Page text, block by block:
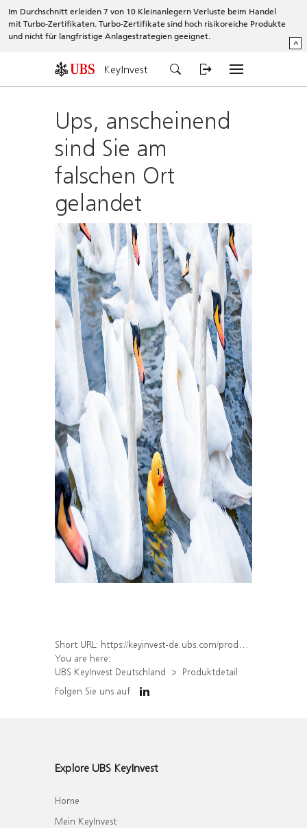
Im Durchschnitt erleiden 7 von 10 Kleinanlegern Verluste beim Handel
mit Turbo-Zertifikaten. Turbo-Zertifikate sind hoch risikoreiche Produkte
und nicht für langfristige Anlagestrategien geeignet.
^
KeyInvest
Ups, anscheinend
sind Sie am
falschen Ort
gelandet
Short URL: https://keyinvest-de.ubs.com/produkt/detail/index/isin/DE000WA6E5R1
You are here:
UBS KeyInvest Deutschland
Produktdetail
Folgen Sie uns auf
Explore UBS KeyInvest
Home
Mein KeyInvest